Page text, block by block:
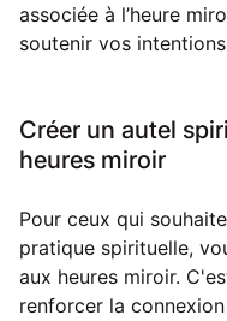
associée à l’heure
soutenir vos
Créer un autel
heures miroir
Pour ceux qui
pratique spirituelle,
aux heures miroir.
renforcer la connexion